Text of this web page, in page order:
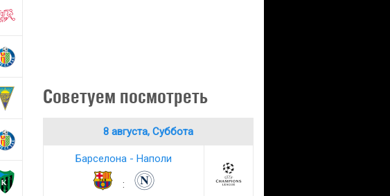
Советуем посмотреть
8 августа, Суббота
Барселона - Наполи
: